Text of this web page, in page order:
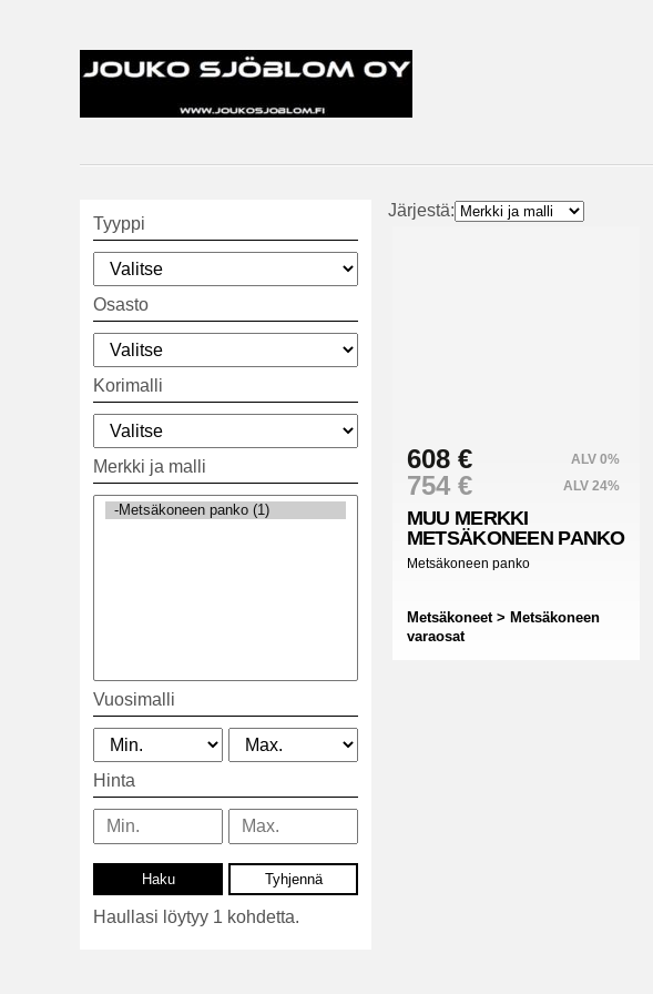
Tyyppi
Osasto
Korimalli
Merkki ja malli
Vuosimalli
Hinta
Haullasi löytyy 1 kohdetta.
Järjestä:
608 € ALV 0%
754 € ALV 24%
MUU MERKKI
METSÄKONEEN PANKO
Metsäkoneen panko
Metsäkoneet > Metsäkoneen
varaosat